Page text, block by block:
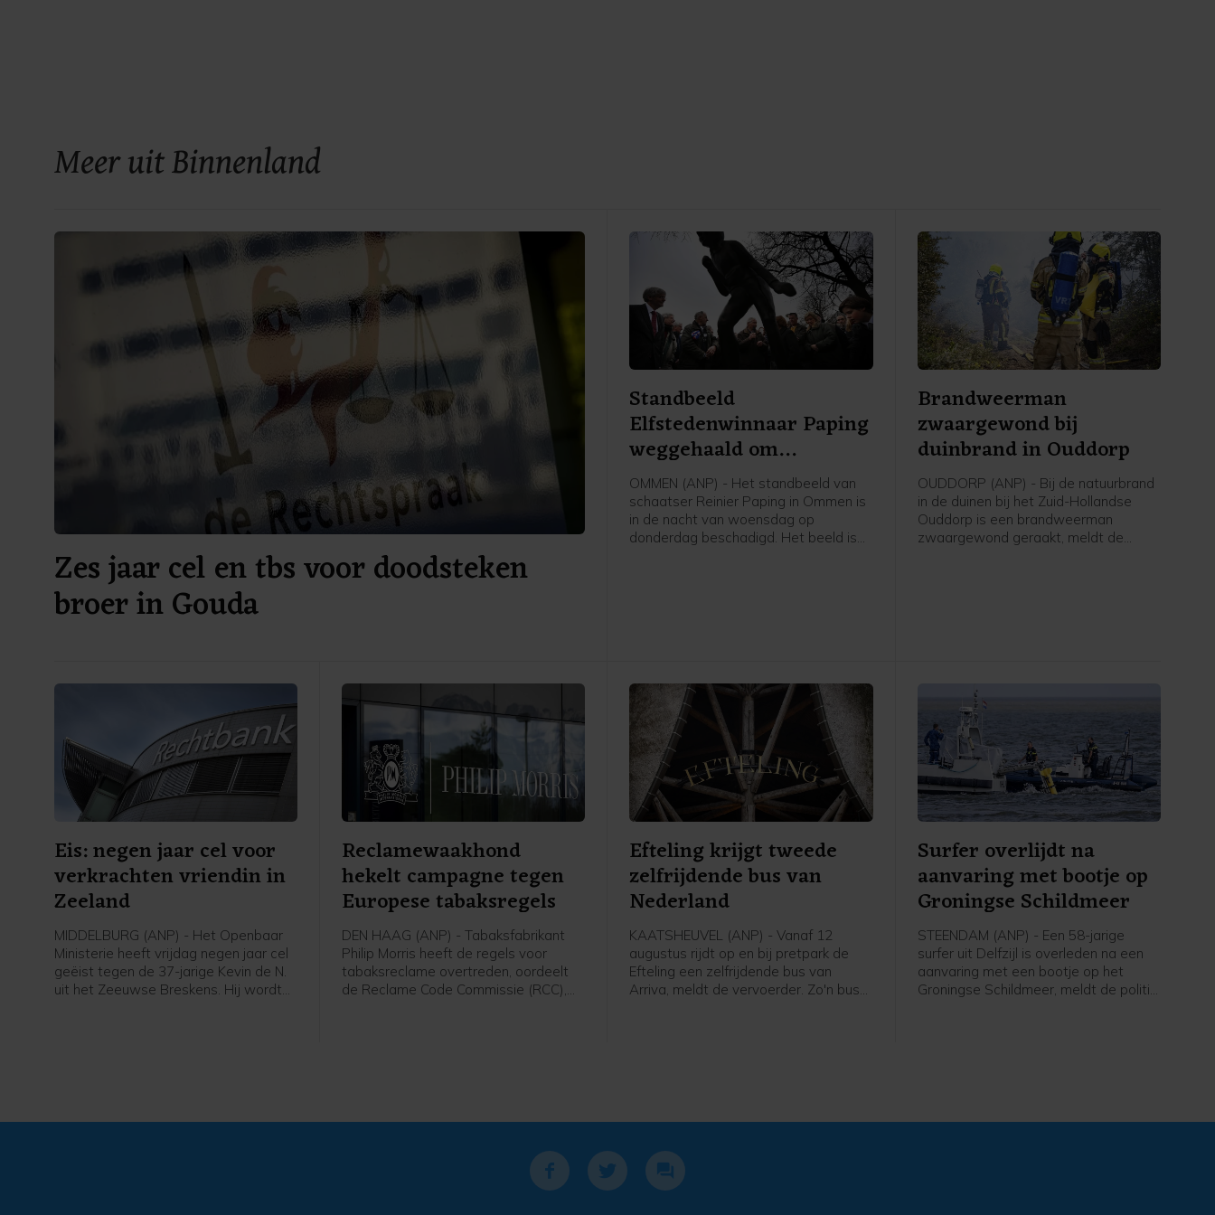
Meer uit Binnenland
Zes jaar cel en tbs voor doodsteken
broer in Gouda
Standbeeld
Elfstedenwinnaar Paping
weggehaald om
beschadigingen
OMMEN (ANP) - Het standbeeld van
schaatser Reinier Paping in Ommen is
in de nacht van woensdag op
donderdag beschadigd. Het beeld is
Brandweerman
zwaargewond bij
duinbrand in Ouddorp
OUDDORP (ANP) - Bij de natuurbrand
in de duinen bij het Zuid-Hollandse
Ouddorp is een brandweerman
zwaargewond geraakt, meldt de
Eis: negen jaar cel voor
verkrachten vriendin in
Zeeland
MIDDELBURG (ANP) - Het Openbaar
Ministerie heeft vrijdag negen jaar cel
geëist tegen de 37-jarige Kevin de N.
uit het Zeeuwse Breskens. Hij wordt
Reclamewaakhond
hekelt campagne tegen
Europese tabaksregels
DEN HAAG (ANP) - Tabaksfabrikant
Philip Morris heeft de regels voor
tabaksreclame overtreden, oordeelt
de Reclame Code Commissie (RCC),
Efteling krijgt tweede
zelfrijdende bus van
Nederland
KAATSHEUVEL (ANP) - Vanaf 12
augustus rijdt op en bij pretpark de
Efteling een zelfrijdende bus van
Arriva, meldt de vervoerder. Zo'n bus
Surfer overlijdt na
aanvaring met bootje op
Groningse Schildmeer
STEENDAM (ANP) - Een 58-jarige
surfer uit Delfzijl is overleden na een
aanvaring met een bootje op het
Groningse Schildmeer, meldt de politie.